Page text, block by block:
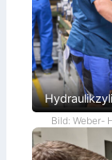
Bild: Weber-